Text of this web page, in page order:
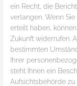
ein Recht, die
verlangen. Wenn
erteilt haben,
Zukunft widerrufen.
bestimmten
Ihrer
steht Ihnen ein
Aufsichtsbehörde zu.